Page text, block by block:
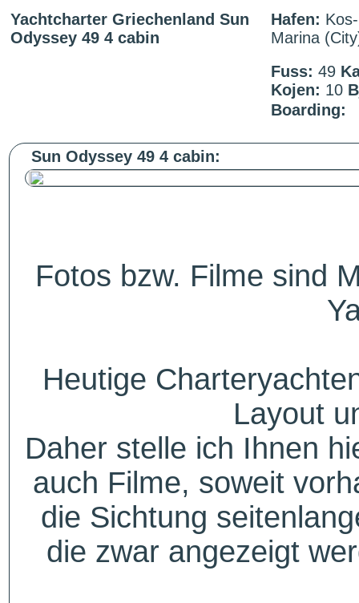
Yachtcharter Griechenland Sun
Odyssey 49 4 cabin
Hafen: Kos-
Marina
Fuss: 49
Kojen: 10
Boarding:
Sun Odyssey 49 4 cabin:
Fotos bzw. Filme sind
Heutige
Layout
Daher stelle ich Ihnen
auch Filme, soweit
die Sichtung
die zwar angezeigt